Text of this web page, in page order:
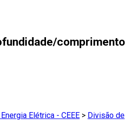
comprimento
Elétrica - CEEE > Divisão de